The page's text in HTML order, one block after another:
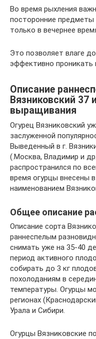
Во время рыхления
посторонние предметы
только в вечернее
Это позволяет влаге
эффективно проникать
Описание
Вязниковский 37
выращивания
Огурец Вязниковский
заслуженной
Выведенный в г.
(.Москва, Владимир и
распространился по
время огурцы внесены
наименованием
Общее описание
Описание сорта
раннеспелым
снимать уже на 35-40
период активного
собирать до 3 кг
похолоданиям в
температуры. Огурцы
регионах
Урала и Сибири.
Огурцы Вязниковские